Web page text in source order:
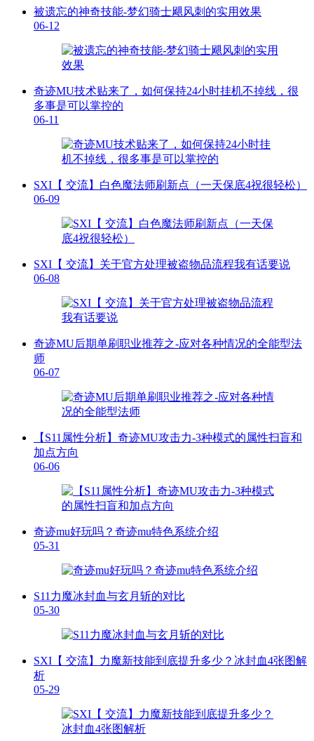
被遗忘的神奇技能-梦幻骑士飓风刺的实用效果
06-12
奇迹MU技术贴来了，如何保持24小时挂机不掉线，很
多事是可以掌控的
06-11
SXI【 交流】白色魔法师刷新点（一天保底4祝很轻松）
06-09
SXI【 交流】关于官方处理被盗物品流程我有话要说
06-08
奇迹MU后期单刷职业推荐之-应对各种情况的全能型法
师
06-07
【S11属性分析】奇迹MU攻击力-3种模式的属性扫盲和
加点方向
06-06
奇迹mu好玩吗？奇迹mu特色系统介绍
05-31
S11力魔冰封血与玄月斩的对比
05-30
SXI【 交流】力魔新技能到底提升多少？冰封血4张图解
析
05-29